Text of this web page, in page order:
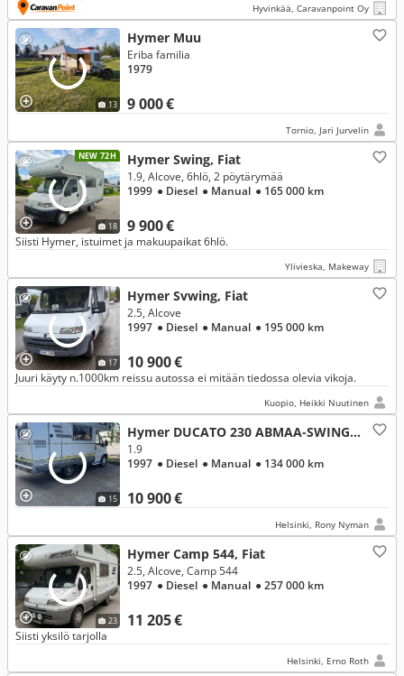
Hyvinkää, Caravanpoint Oy
13
Hymer Muu
9 000 €
Eriba familia
1979
Tornio, Jari Jurvelin
NEW 72H
18
Hymer Swing, Fiat
9 900 €
1.9, Alcove, 6hlö, 2 pöytärymää
1999 ● Diesel ● Manual ● 165 000 km
Siisti Hymer, istuimet ja makuupaikat 6hlö.
Ylivieska, Makeway
17
Hymer Svwing, Fiat
10 900 €
2.5, Alcove
1997 ● Diesel ● Manual ● 195 000 km
Juuri käyty n.1000km reissu autossa ei mitään tiedossa olevia vikoja.
Kuopio, Heikki Nuutinen
15
Hymer DUCATO 230 ABMAA-SWING 544, Fiat
10 900 €
1.9
1997 ● Diesel ● Manual ● 134 000 km
Helsinki, Rony Nyman
23
Hymer Camp 544, Fiat
11 205 €
2.5, Alcove, Camp 544
1997 ● Diesel ● Manual ● 257 000 km
Siisti yksilö tarjolla
Helsinki, Erno Roth